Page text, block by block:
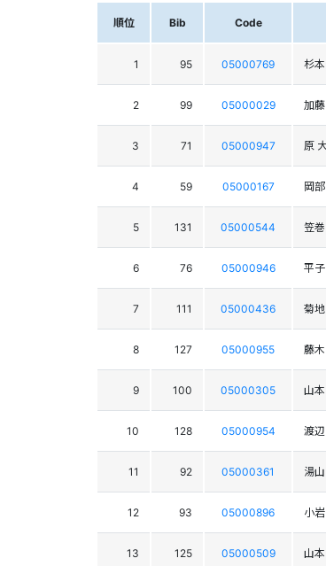
順位 Bib Code
1 95 05000769 杉
2 99 05000029 加
3 71 05000947 原
4 59 05000167 岡
5 131 05000544 笠
6 76 05000946 平
7 111 05000436 菊
8 127 05000955 藤
9 100 05000305 山
10 128 05000954 渡
11 92 05000361 湯
12 93 05000896 小
13 125 05000509 山